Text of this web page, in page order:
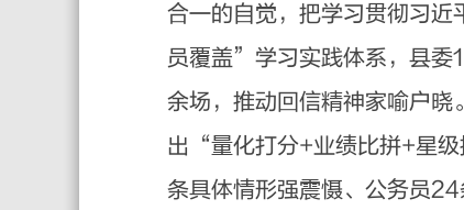
合一的自觉，把学习贯彻习
员覆盖”学习实践体系，县
余场，推动回信精神家喻户
出“量化打分+业绩比拼+星
条具体情形强震慑、公务员